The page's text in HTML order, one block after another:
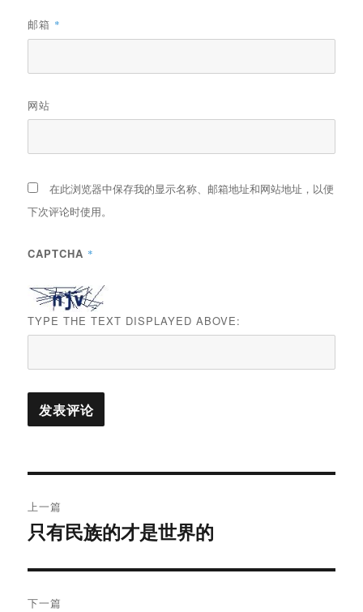
邮箱 *
网站
在此浏览器中保存我的显示名称、邮箱地址和网站地址，以便
下次评论时使用。
CAPTCHA *
TYPE THE TEXT DISPLAYED ABOVE:
章
航
上一篇
上
文
章：
只有民族的才是世界的
下一篇